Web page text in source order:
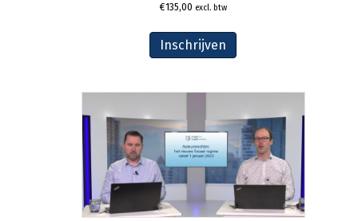
€135,00 excl. btw
Inschrijven